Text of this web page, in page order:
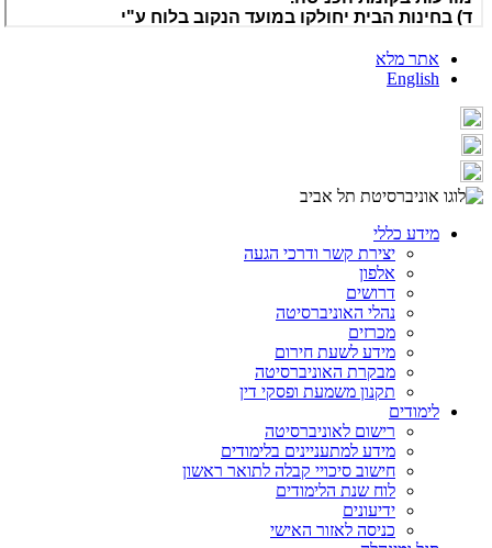
אתר מלא
English
מידע כללי
יצירת קשר ודרכי הגעה
אלפון
דרושים
נהלי האוניברסיטה
מכרזים
מידע לשעת חירום
מבקרת האוניברסיטה
תקנון משמעת ופסקי דין
לימודים
רישום לאוניברסיטה
מידע למתעניינים בלימודים
חישוב סיכויי קבלה לתואר ראשון
לוח שנת הלימודים
ידיעונים
כניסה לאזור האישי